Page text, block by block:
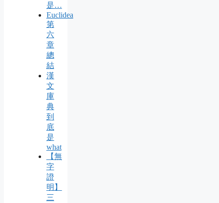
是…
Euclidea
第
六
章
總
結
漢
文
庫
典
到
底
是
what
【無
字
證
明】
三